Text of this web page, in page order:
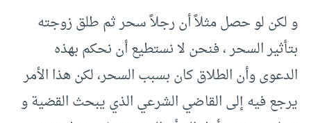
و لكن لو حصل مثلاً أن رجلاً سحر ثم طلق زوجته
بتأثير السحر ، فنحن لا نستطيع أن نحكم بهذه
الدعوى وأن الطلاق كان بسبب السحر، لكن هذا الأمر
يرجع فيه إلى القاضي الشرعي الذي يبحث القضية و